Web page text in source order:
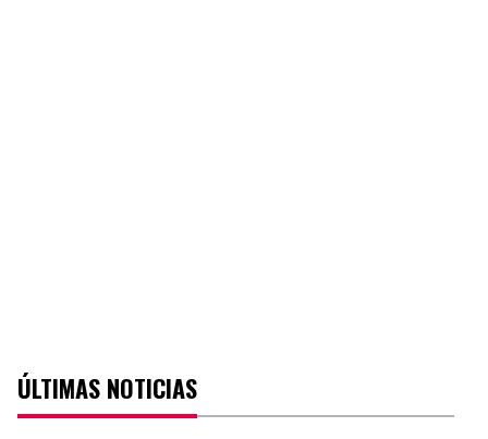
ÚLTIMAS NOTICIAS